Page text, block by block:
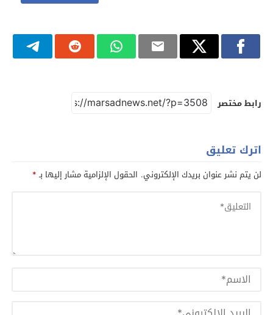
رابط مختصر
اترك تعليق
لن يتم نشر عنوان بريدك الإلكتروني. الحقول الإلزامية مشار إليها بـ*